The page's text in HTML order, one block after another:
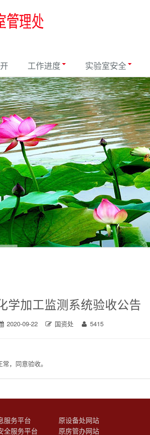
工作进度 实验室安全
学加工监测系统验收公告
2020-09-22 国资处 5415
，同意验收。
服务平台
全服务平台
原设备处网站
原房管办网站